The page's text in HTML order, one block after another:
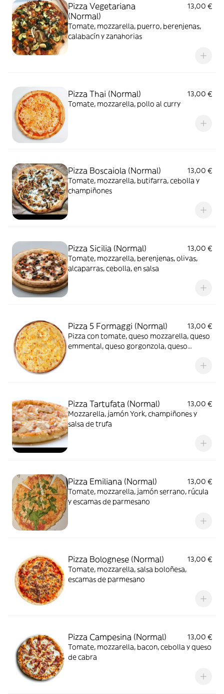
Pizza Vegetariana
(Normal)
13,00 €
Tomate, mozzarella, puerro, berenjenas,
calabacín y zanahorias
Pizza Thai (Normal)
13,00 €
Tomate, mozzarella, pollo al curry
Pizza Boscaiola (Normal)
13,00 €
Tomate, mozzarella, butifarra, cebolla y
champiñones
Pizza Sicilia (Normal)
13,00 €
Tomate, mozzarella, berenjenas, olivas,
alcaparras, cebolla, en salsa
Pizza 5 Formaggi (Normal)
13,00 €
Pizza con tomate, queso mozzarella, queso
emmental, queso gorgonzola, queso
Pizza Tartufata (Normal)
13,00 €
Mozzarella, jamón York, champiñones y
salsa de trufa
Pizza Emiliana (Normal)
13,00 €
Tomate, mozzarella, jamón serrano, rúcula
y escamas de parmesano
Pizza Bolognese (Normal)
13,00 €
Tomate, mozzarella, salsa boloñesa,
escamas de parmesano
Pizza Campesina (Normal)
13,00 €
Tomate, mozzarella, bacon, cebolla y queso
de cabra